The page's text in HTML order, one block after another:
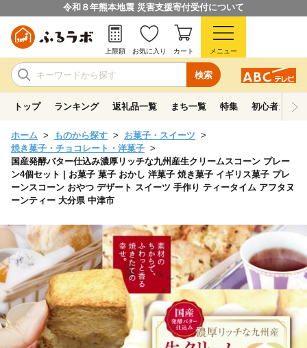
令和８年熊本地震 災害支援寄付受付について
検索
上限額 お気に入り カート メニュー
トップ ランキング 返礼品一覧 まち一覧 特集 初心者ガイド
ホーム ものから探す
お菓子・スイーツ
焼き菓子・チョコレート・洋菓子
国産発酵バター仕込み濃厚リッチな九州産生クリームスコーン プレー
ン4個セット | お菓子 菓子 おかし 洋菓子 焼き菓子 イギリス菓子 プレ
ーンスコーン おやつ デザート スイーツ 手作り ティータイム アフタヌ
ーンティー 大分県 中津市